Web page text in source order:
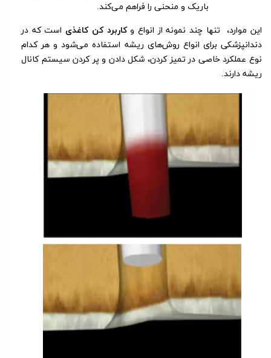
باریک و منحنی را فراهم می‌کند.
این موارد، تنها چند نمونه از انواع وکاربرد کن کاغذی است که در
دندانپزشکی برای انواع روش‌های ریشه استفاده می‌شود و هر کدام
نوع عملکرد خاصی در تمیز کردن، شکل دادن و پر کردن سیستم کانال
ریشه دارند.